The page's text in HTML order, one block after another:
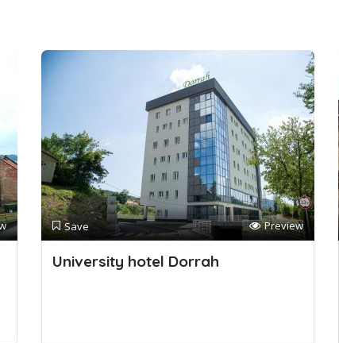
Save Preview
University hotel Dorrah